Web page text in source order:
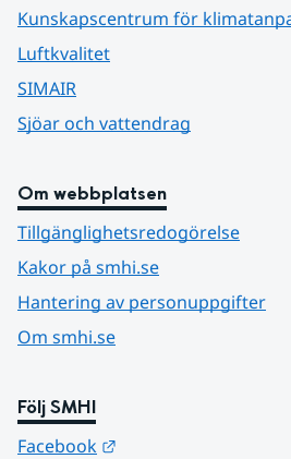
Kunskapscentrum för
Luftkvalitet
SIMAIR
Sjöar och vattendrag
Om webbplatsen
Tillgänglighetsredogörelse
Kakor på smhi.se
Hantering av personuppgifter
Om smhi.se
Följ SMHI
Facebook